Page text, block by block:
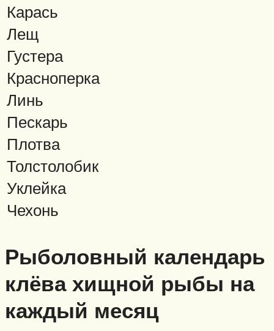
Карась
Лещ
Густера
Красноперка
Линь
Пескарь
Плотва
Толстолобик
Уклейка
Чехонь
Рыболовный календарь
клёва хищной рыбы на
каждый месяц